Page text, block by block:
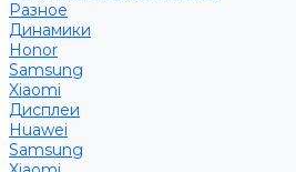
Разное
Динамики
Honor
Samsung
Xiaomi
Дисплеи
Huawei
Samsung